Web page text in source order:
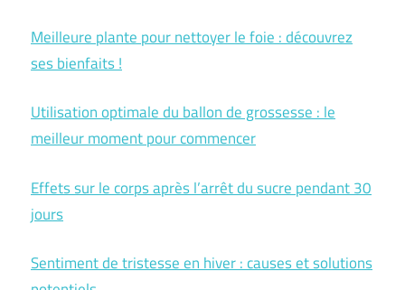
Meilleure plante pour nettoyer le foie : découvrez
ses bienfaits !
Utilisation optimale du ballon de grossesse : le
meilleur moment pour commencer
Effets sur le corps après l’arrêt du sucre pendant 30
jours
Sentiment de tristesse en hiver : causes et solutions